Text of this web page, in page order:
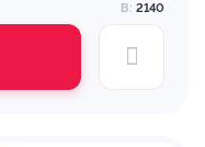
В: 2140